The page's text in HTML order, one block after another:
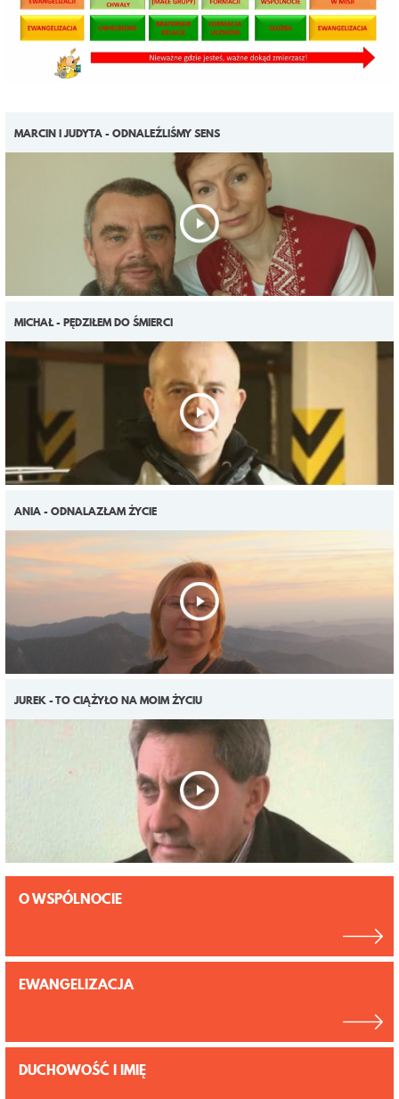
MARCIN I JUDYTA - ODNALEŹLIŚMY SENS
MICHAŁ - PĘDZIŁEM DO ŚMIERCI
ANIA - ODNALAZŁAM ŻYCIE
JUREK - TO CIĄŻYŁO NA MOIM ŻYCIU
O WSPÓLNOCIE
EWANGELIZACJA
DUCHOWOŚĆ I IMIĘ